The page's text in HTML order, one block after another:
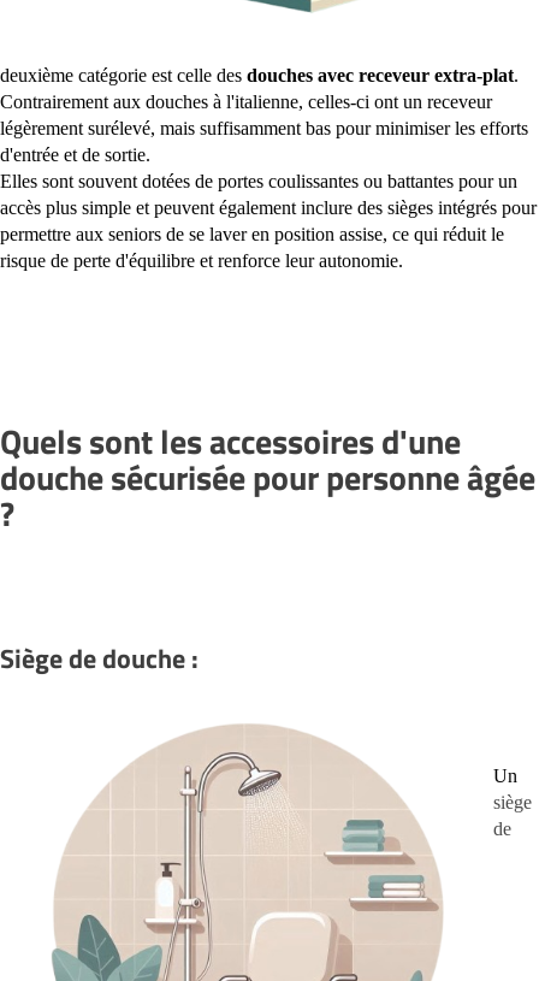
deuxième catégorie est celle des douches avec receveur extra-plat.
Contrairement aux douches à l'italienne, celles-ci ont un receveur
légèrement surélevé, mais suffisamment bas pour minimiser les efforts
d'entrée et de sortie.
Elles sont souvent dotées de portes coulissantes ou battantes pour un
accès plus simple et peuvent également inclure des sièges intégrés pour
permettre aux seniors de se laver en position assise, ce qui réduit le
risque de perte d'équilibre et renforce leur autonomie.
Quels sont les accessoires d'une
douche sécurisée pour personne âgée
?
Siège de douche :
Un
siège
de